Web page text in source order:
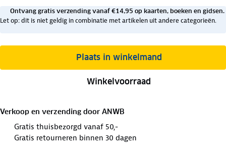
Ontvang gratis verzending vanaf €14,95 op kaarten, boeken en gidsen.
Let op: dit is niet geldig in combinatie met artikelen uit andere categorieën.
Plaats in winkelmand
Winkelvoorraad
Verkoop en verzending door ANWB
Gratis thuisbezorgd vanaf 50,-
Gratis retourneren binnen 30 dagen